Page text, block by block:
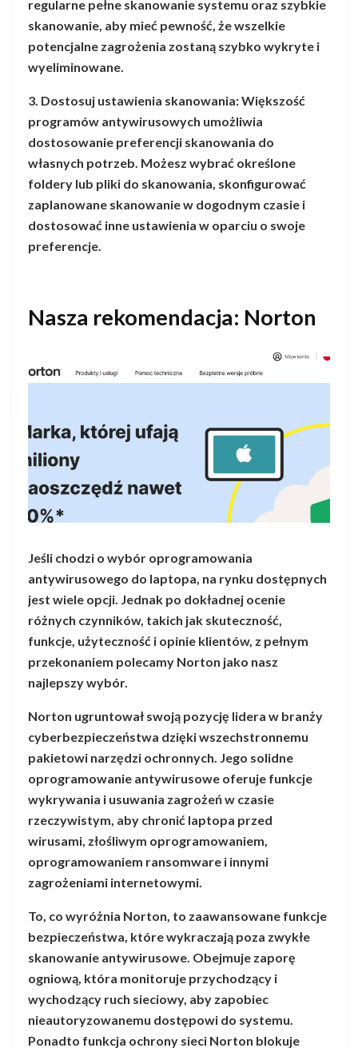
regularne pełne skanowanie systemu oraz szybkie
skanowanie, aby mieć pewność, że wszelkie
potencjalne zagrożenia zostaną szybko wykryte i
wyeliminowane.
3. Dostosuj ustawienia skanowania: Większość
programów antywirusowych umożliwia
dostosowanie preferencji skanowania do
własnych potrzeb. Możesz wybrać określone
foldery lub pliki do skanowania, skonfigurować
zaplanowane skanowanie w dogodnym czasie i
dostosować inne ustawienia w oparciu o swoje
preferencje.
Nasza rekomendacja: Norton
Jeśli chodzi o wybór oprogramowania
antywirusowego do laptopa, na rynku dostępnych
jest wiele opcji. Jednak po dokładnej ocenie
różnych czynników, takich jak skuteczność,
funkcje, użyteczność i opinie klientów, z pełnym
przekonaniem polecamy Norton jako nasz
najlepszy wybór.
Norton ugruntował swoją pozycję lidera w branży
cyberbezpieczeństwa dzięki wszechstronnemu
pakietowi narzędzi ochronnych. Jego solidne
oprogramowanie antywirusowe oferuje funkcje
wykrywania i usuwania zagrożeń w czasie
rzeczywistym, aby chronić laptopa przed
wirusami, złośliwym oprogramowaniem,
oprogramowaniem ransomware i innymi
zagrożeniami internetowymi.
To, co wyróżnia Norton, to zaawansowane funkcje
bezpieczeństwa, które wykraczają poza zwykłe
skanowanie antywirusowe. Obejmuje zaporę
ogniową, która monitoruje przychodzący i
wychodzący ruch sieciowy, aby zapobiec
nieautoryzowanemu dostępowi do systemu.
Ponadto funkcja ochrony sieci Norton blokuje